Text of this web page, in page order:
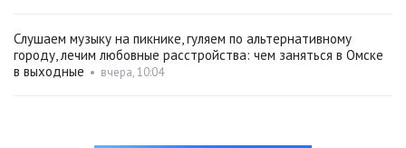
Слушаем музыку на пикнике, гуляем по альтернативному
городу, лечим любовные расстройства: чем заняться в Омске
в выходные • вчера, 10:04